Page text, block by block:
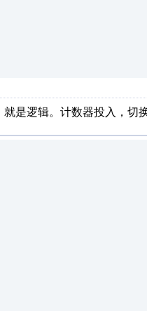
是逻辑。计数器投入，切